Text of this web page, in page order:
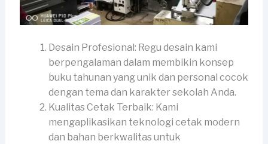
Desain Profesional: Regu desain kami
berpengalaman dalam membikin konsep
buku tahunan yang unik dan personal cocok
dengan tema dan karakter sekolah Anda.
Kualitas Cetak Terbaik: Kami
mengaplikasikan teknologi cetak modern
dan bahan berkwalitas untuk